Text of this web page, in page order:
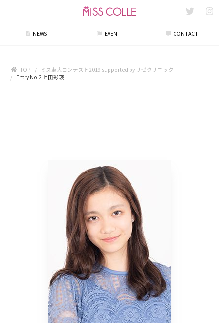
NEWS EVENT CONTACT
TOP
ミス東大コンテスト2019 supported by リゼクリニック
Entry No.2 上田彩瑛